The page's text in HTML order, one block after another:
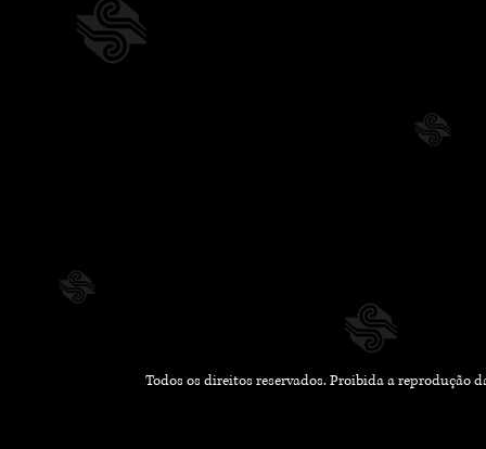
Todos os direitos reservados. Proibida a reprodução